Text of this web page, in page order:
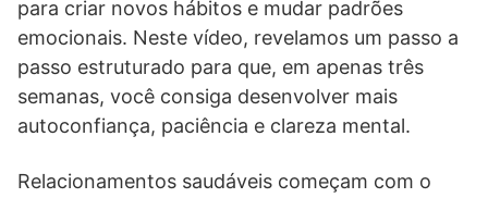
para criar novos hábitos e mudar padrões
emocionais. Neste vídeo, revelamos um passo a
passo estruturado para que, em apenas três
semanas, você consiga desenvolver mais
autoconfiança, paciência e clareza mental.
Relacionamentos saudáveis começam com o